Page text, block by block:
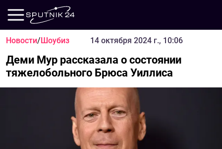
Новости/Шоубиз 14 октября 2024 г., 10:06
Деми Мур рассказала о состоянии
тяжелобольного Брюса Уиллиса